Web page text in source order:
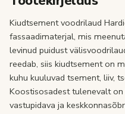
Kiudtsement voodrilaud
fassaadimaterjal, mis
levinud puidust
reedab, siis kiudtsement on
kuhu kuuluvad tsement, liiv,
Koostisosadest tulenevalt
vastupidava ja